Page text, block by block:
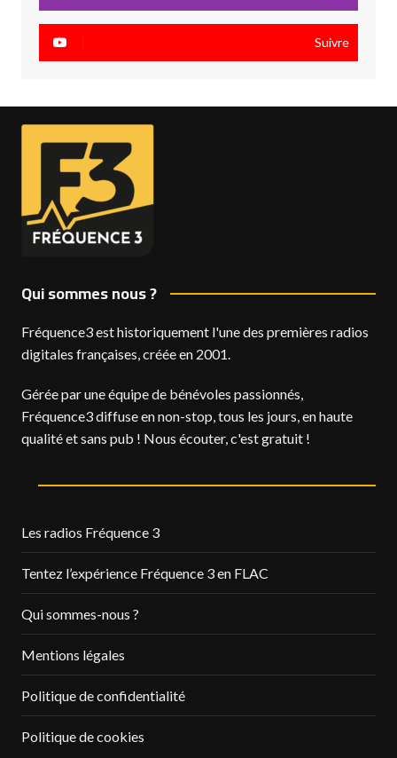
Suivre
Qui sommes nous ?
Fréquence3 est historiquement l'une des premières radios
digitales françaises, créée en 2001.
Gérée par une équipe de bénévoles passionnés,
Fréquence3 diffuse en non-stop, tous les jours, en haute
qualité et sans pub ! Nous écouter, c'est gratuit !
Les radios Fréquence 3
Tentez l’expérience Fréquence 3 en FLAC
Qui sommes-nous ?
Mentions légales
Politique de confidentialité
Politique de cookies